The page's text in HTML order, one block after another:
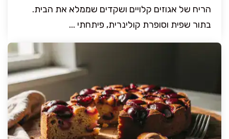
הריח של אגוזים קלויים ושקדים שממלא את הבית.
בתור שפית וסופרת קולינרית, פיתחתי ...